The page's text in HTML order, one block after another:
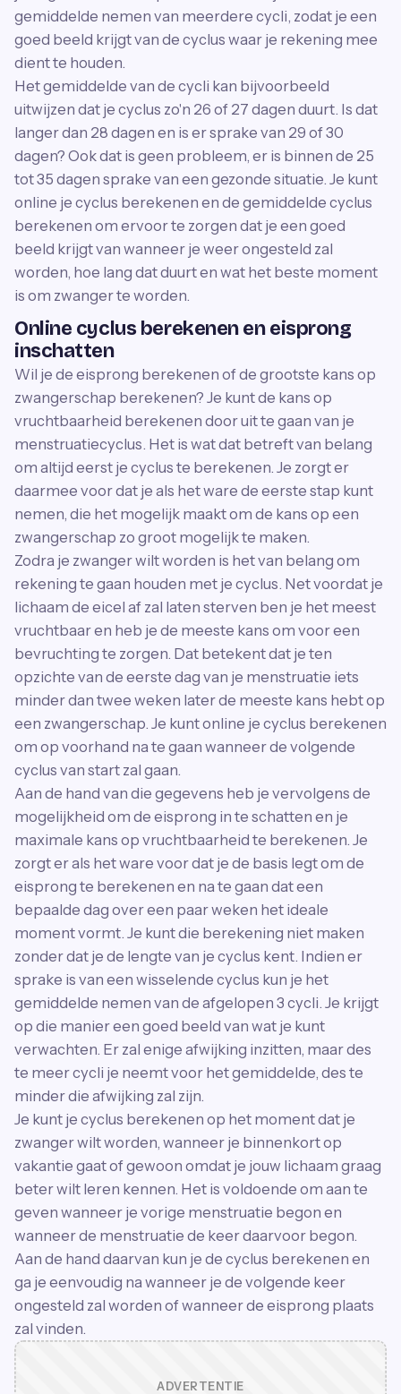
gemiddelde nemen van meerdere cycli, zodat je een
goed beeld krijgt van de cyclus waar je rekening mee
dient te houden.
Het gemiddelde van de cycli kan bijvoorbeeld
uitwijzen dat je cyclus zo'n 26 of 27 dagen duurt. Is dat
langer dan 28 dagen en is er sprake van 29 of 30
dagen? Ook dat is geen probleem, er is binnen de 25
tot 35 dagen sprake van een gezonde situatie. Je kunt
online je cyclus berekenen en de gemiddelde cyclus
berekenen om ervoor te zorgen dat je een goed
beeld krijgt van wanneer je weer ongesteld zal
worden, hoe lang dat duurt en wat het beste moment
is om zwanger te worden.
Online cyclus berekenen en eisprong
inschatten
Wil je de eisprong berekenen of de grootste kans op
zwangerschap berekenen? Je kunt de kans op
vruchtbaarheid berekenen door uit te gaan van je
menstruatiecyclus. Het is wat dat betreft van belang
om altijd eerst je cyclus te berekenen. Je zorgt er
daarmee voor dat je als het ware de eerste stap kunt
nemen, die het mogelijk maakt om de kans op een
zwangerschap zo groot mogelijk te maken.
Zodra je zwanger wilt worden is het van belang om
rekening te gaan houden met je cyclus. Net voordat je
lichaam de eicel af zal laten sterven ben je het meest
vruchtbaar en heb je de meeste kans om voor een
bevruchting te zorgen. Dat betekent dat je ten
opzichte van de eerste dag van je menstruatie iets
minder dan twee weken later de meeste kans hebt op
een zwangerschap. Je kunt online je cyclus berekenen
om op voorhand na te gaan wanneer de volgende
cyclus van start zal gaan.
Aan de hand van die gegevens heb je vervolgens de
mogelijkheid om de eisprong in te schatten en je
maximale kans op vruchtbaarheid te berekenen. Je
zorgt er als het ware voor dat je de basis legt om de
eisprong te berekenen en na te gaan dat een
bepaalde dag over een paar weken het ideale
moment vormt. Je kunt die berekening niet maken
zonder dat je de lengte van je cyclus kent. Indien er
sprake is van een wisselende cyclus kun je het
gemiddelde nemen van de afgelopen 3 cycli. Je krijgt
op die manier een goed beeld van wat je kunt
verwachten. Er zal enige afwijking inzitten, maar des
te meer cycli je neemt voor het gemiddelde, des te
minder die afwijking zal zijn.
Je kunt je cyclus berekenen op het moment dat je
zwanger wilt worden, wanneer je binnenkort op
vakantie gaat of gewoon omdat je jouw lichaam graag
beter wilt leren kennen. Het is voldoende om aan te
geven wanneer je vorige menstruatie begon en
wanneer de menstruatie de keer daarvoor begon.
Aan de hand daarvan kun je de cyclus berekenen en
ga je eenvoudig na wanneer je de volgende keer
ongesteld zal worden of wanneer de eisprong plaats
zal vinden.
ADVERTENTIE